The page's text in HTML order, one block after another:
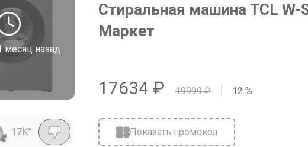
месяц назад
Стиральная машина TCL W-
Маркет
17634 ₽ 19999₽ 12 %
17K° Показать промокод